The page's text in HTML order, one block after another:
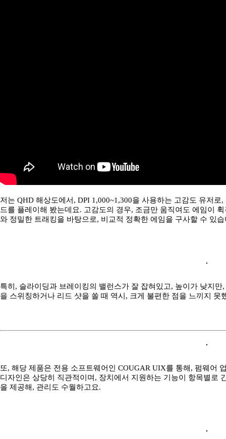
저는 QHD 해상도에서, DPI 1,000~1,300을 사용하는 고감도 유저
드를 플레이해 봤는데요. 고감도의 경우, 조금만 움직여도 에임이
와 정밀한 트래킹을 바탕으로, 비교적 정확한 에임을 구사할 수 있
특히, 슬라이딩과 브레이킹의 밸런스가 잘 잡혀있고, 높이가 낮지
을 스위칭하거나 리드 샷을 쏠 때 역시, 크게 불편한 점을 느끼지 못
또, 해당 제품은 전용 소프트웨어인 COUGAR UIX를 통해, 펌웨어
디자인은 상당히 직관적이며, 장치에서 지원하는 기능이 항목별로
을 제공해, 관리도 수월하고요.